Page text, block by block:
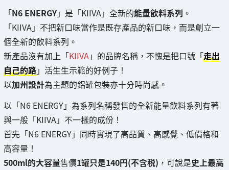
「N6 ENERGY」是「KIIVA」全新的能量飲料系列 。
「KIIVA」不把新口味當作是既存產品的新口味，而是創立一
個全新的飲料系列。
新產品沒有加上「KIIVA」的品牌名稱，不愧是把口號「走出
自己的路」活生生示範的好例子！
以加州設計為主題的鋁罐包裝亦十分時尚感。
以「N6 ENERGY」為系列名稱發售的全新能量飲料系列有著
與一般「KIIVA」不一樣的成份！
首先「N6 ENERGY」同時實現了高品質、高感覺、低價格和
高容量！
500ml的大容量售價1罐只是140円(不含税) ，可說是史上最高